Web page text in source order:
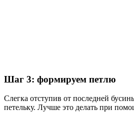
Шаг 3: формируем петлю
Слегка отступив от последней
петельку. Лучше это делать при